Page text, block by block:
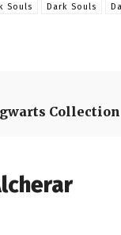
Souls Dark Souls
Collection